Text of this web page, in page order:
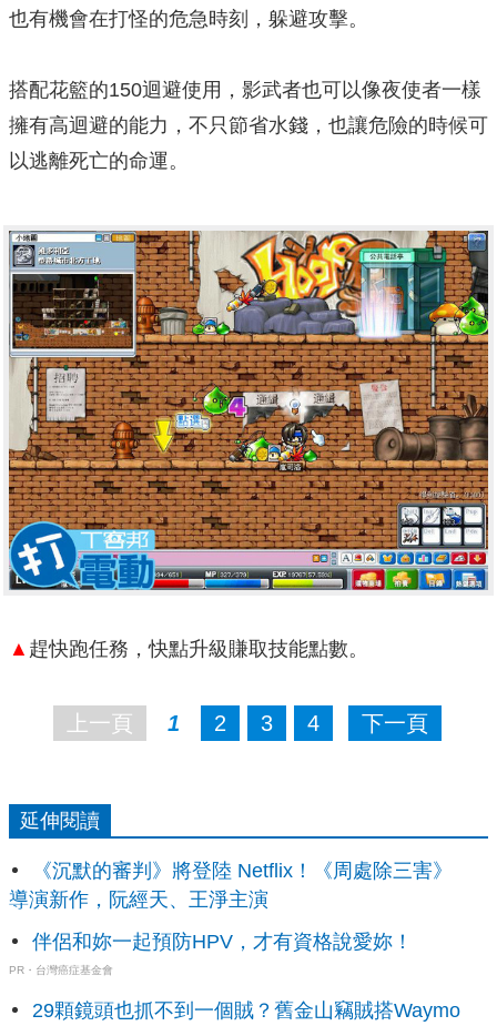
也有機會在打怪的危急時刻，躲避攻擊。
搭配花籃的150迴避使用，影武者也可以像夜使者一樣
擁有高迴避的能力，不只節省水錢，也讓危險的時候可
以逃離死亡的命運。
▲ 趕快跑任務，快點升級賺取技能點數。
上一頁 1 2 3 4 下一頁
延伸閱讀
《沉默的審判》將登陸 Netflix！《周處除三害》
導演新作，阮經天、王淨主演
伴侶和妳一起預防HPV，才有資格說愛妳！
PR・台灣癌症基金會
29顆鏡頭也抓不到一個賊？舊金山竊賊搭Waymo